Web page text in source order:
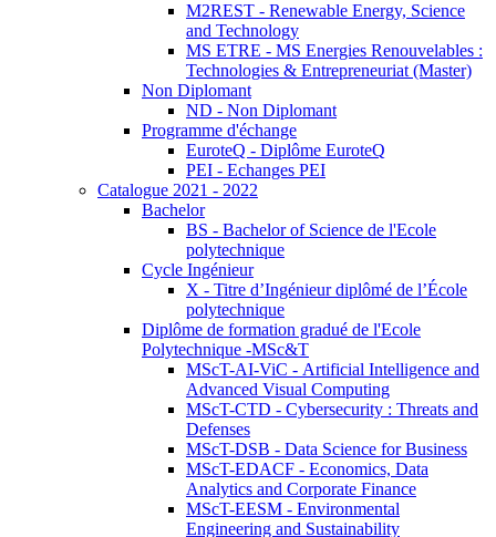
M2REST - Renewable Energy, Science
and Technology
MS ETRE - MS Energies Renouvelables :
Technologies & Entrepreneuriat (Master)
Non Diplomant
ND - Non Diplomant
Programme d'échange
EuroteQ - Diplôme EuroteQ
PEI - Echanges PEI
Catalogue 2021 - 2022
Bachelor
BS - Bachelor of Science de l'Ecole
polytechnique
Cycle Ingénieur
X - Titre d’Ingénieur diplômé de l’École
polytechnique
Diplôme de formation gradué de l'Ecole
Polytechnique -MSc&T
MScT-AI-ViC - Artificial Intelligence and
Advanced Visual Computing
MScT-CTD - Cybersecurity : Threats and
Defenses
MScT-DSB - Data Science for Business
MScT-EDACF - Economics, Data
Analytics and Corporate Finance
MScT-EESM - Environmental
Engineering and Sustainability